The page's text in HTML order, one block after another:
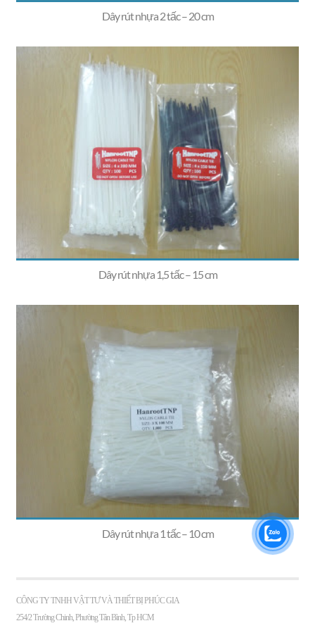
Dây rút nhựa 2 tấc – 20 cm
Dây rút nhựa 1,5 tấc – 15 cm
Dây rút nhựa 1 tấc – 10 cm
CÔNG TY TNHH VẬT TƯ VÀ THIẾT BỊ PHÚC GIA
254/2 Trường Chinh, Phường Tân Bình, Tp HCM